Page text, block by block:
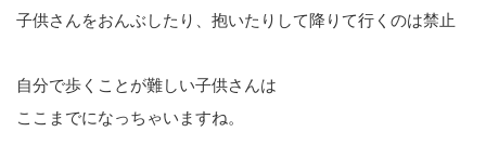
子供さんをおんぶしたり、抱いたりして降りて行くのは禁止
自分で歩くことが難しい子供さんは
ここまでになっちゃいますね。